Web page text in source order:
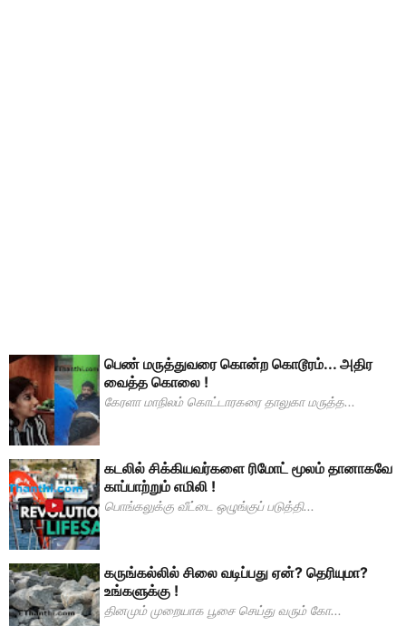
பெண் மருத்துவரை கொன்ற கொடூரம்... அதிர
வைத்த கொலை !
கேரளா மாநிலம் கொட்டாரகரை தாலுகா மருத்த...
கடலில் சிக்கியவர்களை ரிமோட் மூலம் தானாகவே
காப்பாற்றும் எமிலி !
பொங்கலுக்கு வீட்டை ஒழுங்குப் படுத்தி...
கருங்கல்லில் சிலை வடிப்பது ஏன்? தெரியுமா?
உங்களுக்கு !
தினமும் முறையாக பூசை செய்து வரும் கோ...